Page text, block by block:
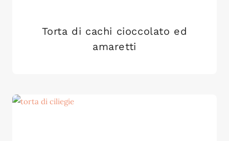
Torta di cachi cioccolato ed
amaretti